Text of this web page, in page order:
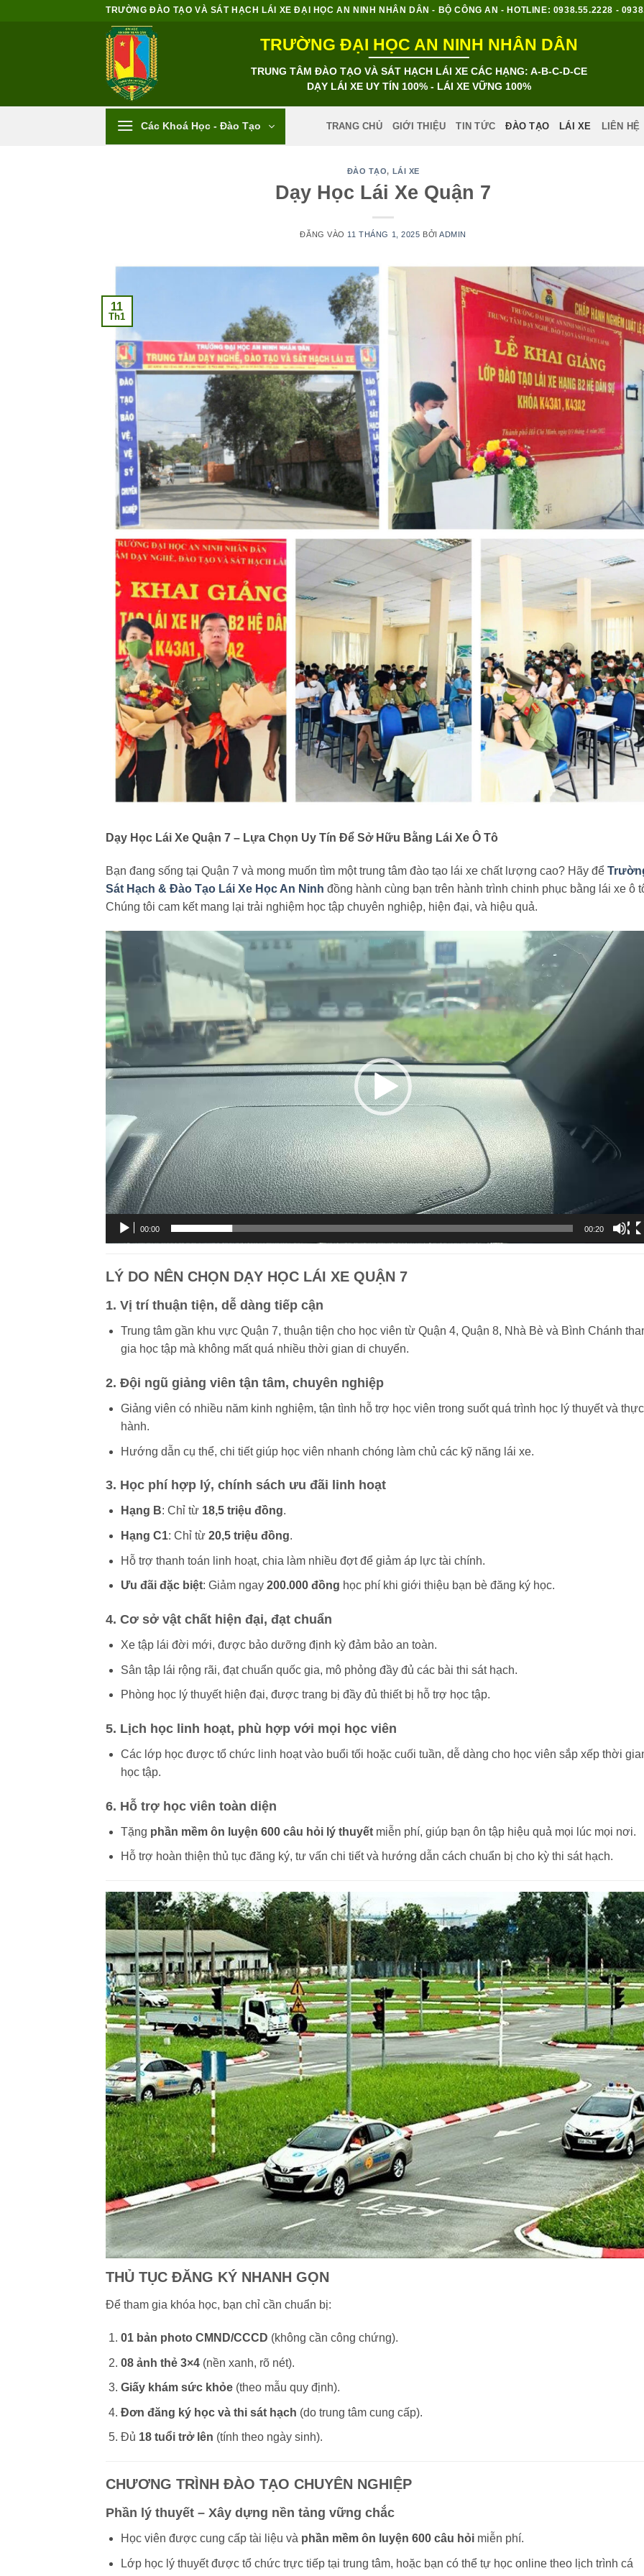
TRƯỜNG ĐÀO TẠO VÀ SÁT HẠCH LÁI XE ĐẠI HỌC AN NINH NHÂN DÂN - BỘ CÔNG AN - HOTLINE: 0938.55.2228 -
TRƯỜNG ĐẠI HỌC AN NINH NHÂN DÂN
TRUNG TÂM ĐÀO TẠO VÀ SÁT HẠCH LÁI XE CÁC HẠNG: A-B-C-D-CE
DẠY LÁI XE UY TÍN 100% - LÁI XE VỮNG 100%
Các Khoá Học - Đào Tạo TRANG CHỦ GIỚI THIỆU TIN TỨC ĐÀO TẠO LÁI XE LIÊN HỆ
ĐÀO TẠO, LÁI XE
Dạy Học Lái Xe Quận 7
ĐĂNG VÀO 11 THÁNG 1, 2025 BỞIADMIN
11
Th1
Dạy Học Lái Xe Quận 7 – Lựa Chọn Uy Tín Để Sở Hữu Bằng Lái Xe Ô Tô
Bạn đang sống tại Quận 7 và mong muốn tìm một trung tâm đào tạo lái xe chất lượng cao? Hãy để
Sát Hạch & Đào Tạo Lái Xe Học An Ninh đồng hành cùng bạn trên hành trình chinh phục bằng lái xe ô
Chúng tôi cam kết mang lại trải nghiệm học tập chuyên nghiệp, hiện đại, và hiệu quả.
Trình
chơi
Video
00:00 00:20
LÝ DO NÊN CHỌN DẠY HỌC LÁI XE QUẬN 7
1. Vị trí thuận tiện, dễ dàng tiếp cận
Trung tâm gần khu vực Quận 7, thuận tiện cho học viên từ Quận 4, Quận 8, Nhà Bè và Bình Chánh
gia học tập mà không mất quá nhiều thời gian di chuyển.
2. Đội ngũ giảng viên tận tâm, chuyên nghiệp
Giảng viên có nhiều năm kinh nghiệm, tận tình hỗ trợ học viên trong suốt quá trình học lý thuyết và thực
hành.
Hướng dẫn cụ thể, chi tiết giúp học viên nhanh chóng làm chủ các kỹ năng lái xe.
3. Học phí hợp lý, chính sách ưu đãi linh hoạt
Hạng B: Chỉ từ 18,5 triệu đồng.
Hạng C1: Chỉ từ 20,5 triệu đồng.
Hỗ trợ thanh toán linh hoạt, chia làm nhiều đợt để giảm áp lực tài chính.
Ưu đãi đặc biệt: Giảm ngay 200.000 đồng học phí khi giới thiệu bạn bè đăng ký học.
4. Cơ sở vật chất hiện đại, đạt chuẩn
Xe tập lái đời mới, được bảo dưỡng định kỳ đảm bảo an toàn.
Sân tập lái rộng rãi, đạt chuẩn quốc gia, mô phỏng đầy đủ các bài thi sát hạch.
Phòng học lý thuyết hiện đại, được trang bị đầy đủ thiết bị hỗ trợ học tập.
5. Lịch học linh hoạt, phù hợp với mọi học viên
Các lớp học được tổ chức linh hoạt vào buổi tối hoặc cuối tuần, dễ dàng cho học viên sắp xếp thời
học tập.
6. Hỗ trợ học viên toàn diện
Tặng phần mềm ôn luyện 600 câu hỏi lý thuyếtmiễn phí, giúp bạn ôn tập hiệu quả mọi lúc mọi nơi.
Hỗ trợ hoàn thiện thủ tục đăng ký, tư vấn chi tiết và hướng dẫn cách chuẩn bị cho kỳ thi sát hạch.
THỦ TỤC ĐĂNG KÝ NHANH GỌN
Để tham gia khóa học, bạn chỉ cần chuẩn bị:
01 bản photo CMND/CCCD (không cần công chứng).
08 ảnh thẻ 3×4(nền xanh, rõ nét).
Giấy khám sức khỏe(theo mẫu quy định).
Đơn đăng ký học và thi sát hạch (do trung tâm cung cấp).
Đủ 18 tuổi trở lên (tính theo ngày sinh).
CHƯƠNG TRÌNH ĐÀO TẠO CHUYÊN NGHIỆP
Phần lý thuyết – Xây dựng nền tảng vững chắc
Học viên được cung cấp tài liệu và phần mềm ôn luyện 600 câu hỏimiễn phí.
Lớp học lý thuyết được tổ chức trực tiếp tại trung tâm, hoặc bạn có thể tự học online theo lịch trình cá